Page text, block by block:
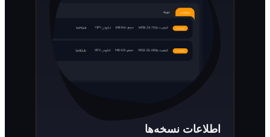
اطلاعات نسخه‌ها